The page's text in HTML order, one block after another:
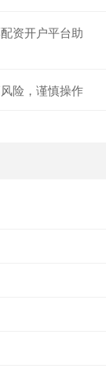
资开户平台助
险，谨慎操作